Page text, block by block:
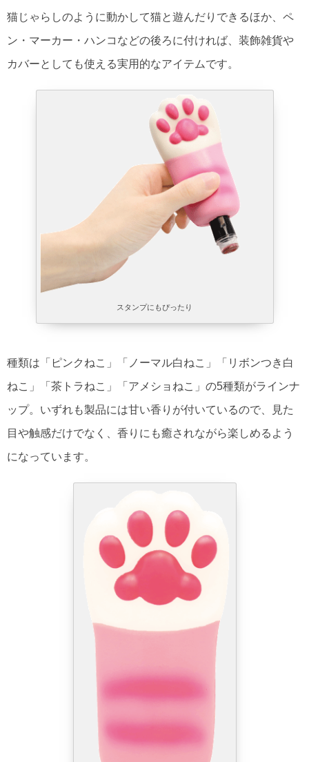
猫じゃらしのように動かして猫と遊んだりできるほか、ペ
ン・マーカー・ハンコなどの後ろに付ければ、装飾雑貨や
カバーとしても使える実用的なアイテムです。
スタンプにもぴったり
種類は「ピンクねこ」「ノーマル白ねこ」「リボンつき白
ねこ」「茶トラねこ」「アメショねこ」の5種類がラインナ
ップ。いずれも製品には甘い香りが付いているので、見た
目や触感だけでなく、香りにも癒されながら楽しめるよう
になっています。